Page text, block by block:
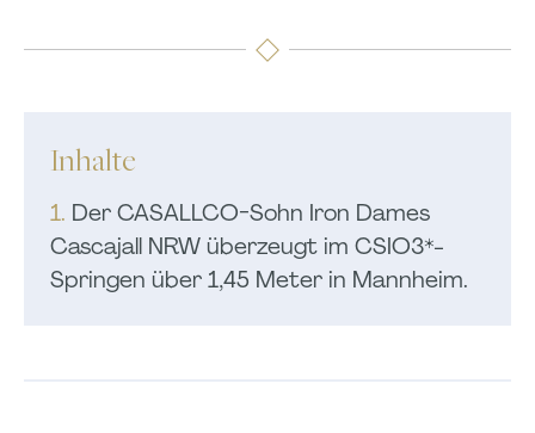
Inhalte
1. Der CASALLCO-Sohn Iron Dames
Cascajall NRW überzeugt im CSIO3*-
Springen über 1,45 Meter in Mannheim.